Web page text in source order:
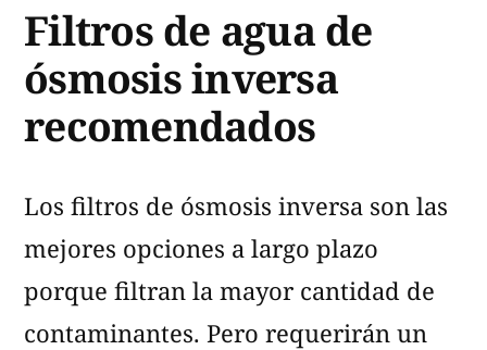
Filtros de agua de
ósmosis inversa
recomendados
Los filtros de ósmosis inversa son las
mejores opciones a largo plazo
porque filtran la mayor cantidad de
contaminantes. Pero requerirán un